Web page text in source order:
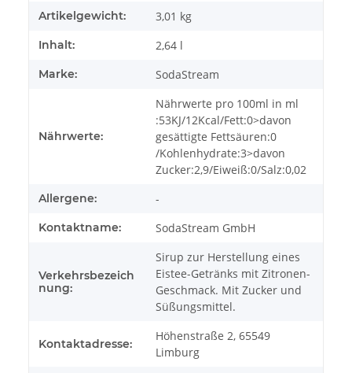
Artikelgewicht: 3,01 kg
Inhalt: 2,64 l
Marke: SodaStream
Nährwerte:
Nährwerte pro 100ml in ml
:53KJ/12Kcal/Fett:0>davon
gesättigte Fettsäuren:0
/Kohlenhydrate:3>davon
Zucker:2,9/Eiweiß:0/Salz:0,02
Allergene: -
Kontaktname: SodaStream GmbH
Verkehrsbezeich
nung:
Sirup zur Herstellung eines
Eistee-Getränks mit Zitronen-
Geschmack. Mit Zucker und
Süßungsmittel.
Kontaktadresse:
Höhenstraße 2, 65549
Limburg